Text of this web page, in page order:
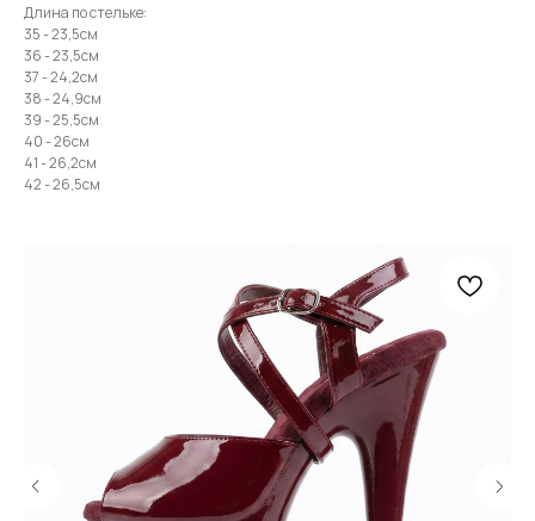
Длина по стельке:
35 - 23,5см
36 - 23,5см
37 - 24,2см
38 - 24,9см
39 - 25,5см
40 - 26см
41 - 26,2см
42 - 26,5см